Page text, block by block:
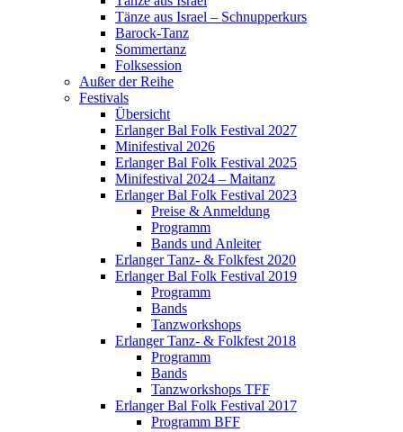
Tänze aus Israel – Schnupperkurs
Barock-Tanz
Sommertanz
Folksession
Außer der Reihe
Festivals
Übersicht
Erlanger Bal Folk Festival 2027
Minifestival 2026
Erlanger Bal Folk Festival 2025
Minifestival 2024 – Maitanz
Erlanger Bal Folk Festival 2023
Preise & Anmeldung
Programm
Bands und Anleiter
Erlanger Tanz- & Folkfest 2020
Erlanger Bal Folk Festival 2019
Programm
Bands
Tanzworkshops
Erlanger Tanz- & Folkfest 2018
Programm
Bands
Tanzworkshops TFF
Erlanger Bal Folk Festival 2017
Programm BFF